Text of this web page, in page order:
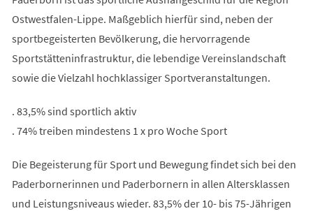
Ostwestfalen-Lippe. Maßgeblich hierfür sind, neben der
sportbegeisterten Bevölkerung, die hervorragende
Sportstätteninfrastruktur, die lebendige Vereinslandschaft
sowie die Vielzahl hochklassiger Sportveranstaltungen.
. 83,5% sind sportlich aktiv
. 74% treiben mindestens 1 x pro Woche Sport
Die Begeisterung für Sport und Bewegung findet sich bei den
Paderbornerinnen und Paderbornern in allen Altersklassen
und Leistungsniveaus wieder. 83,5% der 10- bis 75-Jährigen